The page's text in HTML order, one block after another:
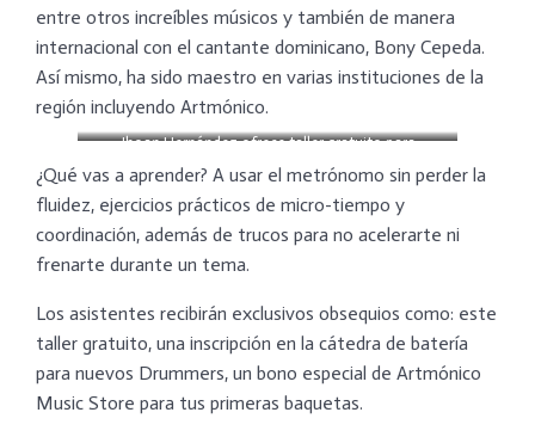
entre otros increíbles músicos y también de manera
internacional con el cantante dominicano, Bony Cepeda.
Así mismo, ha sido maestro en varias instituciones de la
región incluyendo Artmónico.
Jhoan Hernández ofrece taller gratuito para
percusionistas
¿Qué vas a aprender? A usar el metrónomo sin perder la
fluidez, ejercicios prácticos de micro-tiempo y
coordinación, además de trucos para no acelerarte ni
frenarte durante un tema.
Los asistentes recibirán exclusivos obsequios como: este
taller gratuito, una inscripción en la cátedra de batería
para nuevos Drummers, un bono especial de Artmónico
Music Store para tus primeras baquetas.